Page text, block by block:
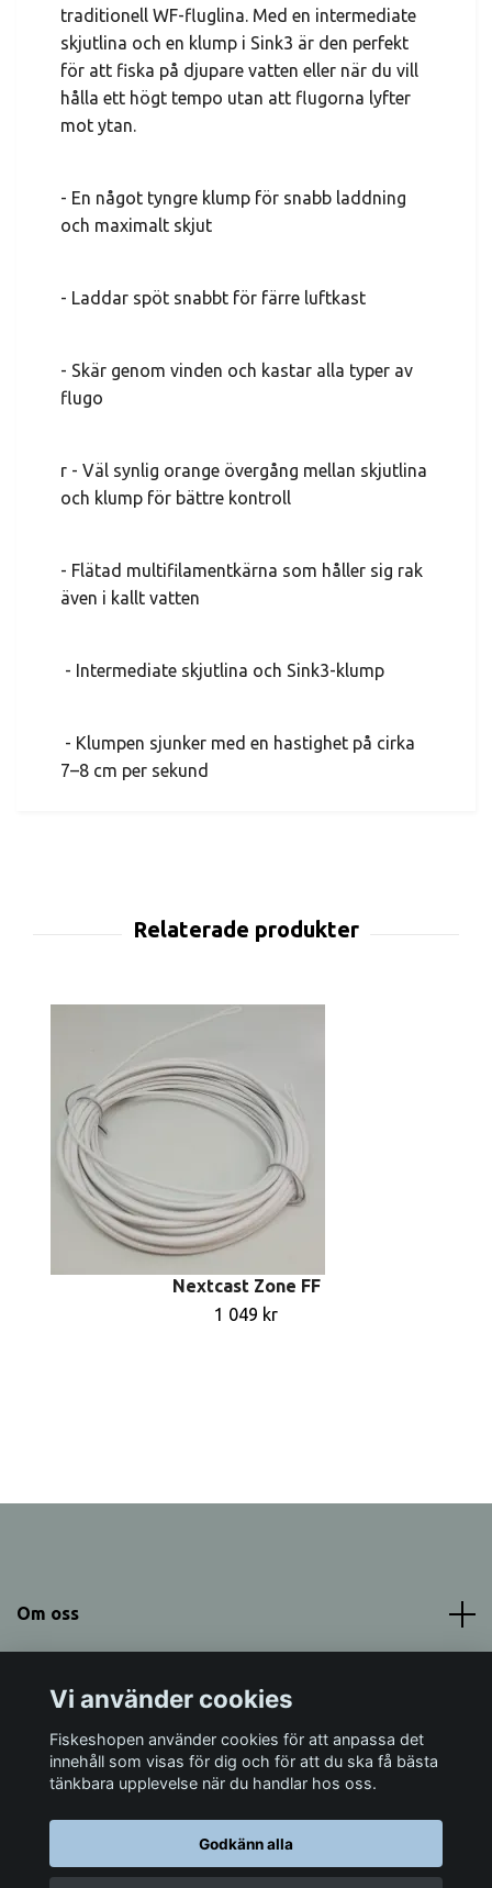
traditionell WF-fluglina. Med en intermediate
skjutlina och en klump i Sink3 är den perfekt
för att fiska på djupare vatten eller när du vill
hålla ett högt tempo utan att flugorna lyfter
mot ytan.
- En något tyngre klump för snabb laddning
och maximalt skjut
- Laddar spöt snabbt för färre luftkast
- Skär genom vinden och kastar alla typer av
flugo
r - Väl synlig orange övergång mellan skjutlina
och klump för bättre kontroll
- Flätad multifilamentkärna som håller sig rak
även i kallt vatten
- Intermediate skjutlina och Sink3-klump
- Klumpen sjunker med en hastighet på cirka
7–8 cm per sekund
Nextcast Zone FF
1 049 kr
Om oss
Sociala medier
Vi använder cookies
Fiskeshopen använder cookies för att anpassa det
innehåll som visas för dig och för att du ska få bästa
tänkbara upplevelse när du handlar hos oss.
Godkänn alla